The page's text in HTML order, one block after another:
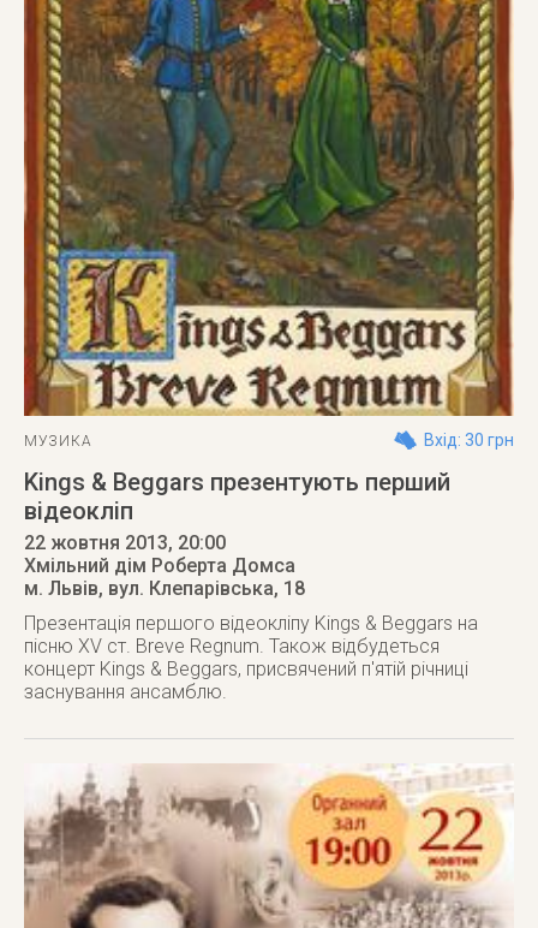
МУЗИКА Вхід: 30 грн
Kings & Beggars презентують перший
відеокліп
22 жовтня 2013, 20:00
Хмільний дім Роберта Домса
м. Львів, вул. Клепарівська, 18
Презентація першого відеокліпу Kings & Beggars на
пісню XV ст. Breve Regnum. Також відбудеться
концерт Kings & Beggars, присвячений п'ятій річниці
заснування ансамблю.